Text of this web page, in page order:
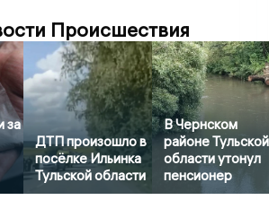
Происшествия
за
ДТП произошло в
посёлке Ильинка
Тульской области
В Чернском
районе Тульской
области утонул
пенсионер